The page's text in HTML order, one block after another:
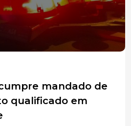
mandado de
qualificado em